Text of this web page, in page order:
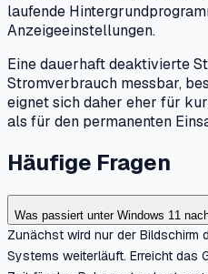
laufende
Anzeigeeinstellungen.
Eine dauerhaft deaktivierte
Stromverbrauch messbar,
eignet sich daher eher für
als für den permanenten
Häufige Fragen
Was passiert unter Windows 11
Zunächst wird nur der Bildschirm
Systems weiterläuft. Erreicht das